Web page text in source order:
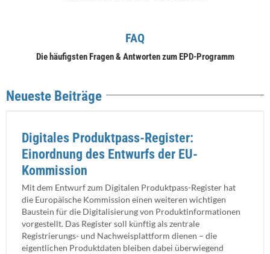
FAQ
Die häufigsten Fragen & Antworten zum EPD-Programm
Neueste Beiträge
Digitales Produktpass-Register:
Einordnung des Entwurfs der EU-
Kommission
Mit dem Entwurf zum Digitalen Produktpass-Register hat
die Europäische Kommission einen weiteren wichtigen
Baustein für die Digitalisierung von Produktinformationen
vorgestellt. Das Register soll künftig als zentrale
Registrierungs- und Nachweisplattform dienen – die
eigentlichen Produktdaten bleiben dabei überwiegend